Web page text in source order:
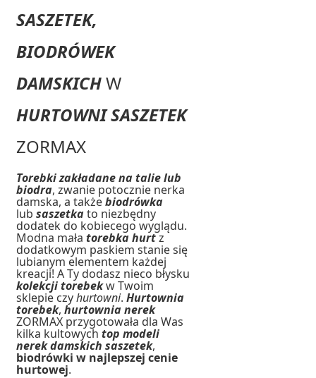
SASZETEK,
BIODRÓWEK
DAMSKICHW
HURTOWNI SASZETEK
ZORMAX
Torebki zakładane na talie lub
biodra, zwanie potocznie nerka
damska, a takżebiodrówka
lubsaszetkato niezbędny
dodatek do kobiecego wyglądu.
Modna małatorebka hurtz
dodatkowym paskiem stanie się
lubianym elementem każdej
kreacji! A Ty dodasz nieco błysku
kolekcji torebekw Twoim
sklepie czyhurtowni.Hurtownia
torebek,hurtownia nerek
ZORMAX przygotowała dla Was
kilka kultowychtop modeli
nerek damskich saszetek,
biodrówki w najlepszej cenie
hurtowej.